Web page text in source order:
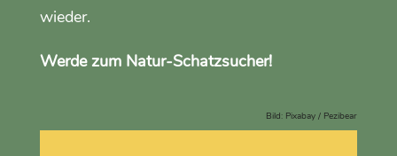
wieder.
Werde zum Natur-Schatzsucher!
Bild: Pixabay / Pezibear